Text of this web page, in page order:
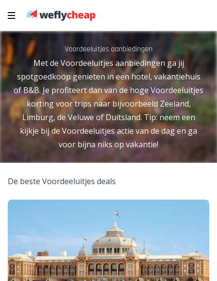
Voordeeluitjes aanbiedingen
Met de Voordeeluitjes aanbiedingen ga jij
spotgoedkoop genieten in een hotel, vakantiehuis
of B&B. Je profiteert dan van de hoge Voordeeluitjes
korting voor trips naar bijvoorbeeld Zeeland,
Limburg, de Veluwe of Duitsland. Tip: neem een
kijkje bij de Voordeeluitjes actie van de dag en ga
voor bijna niks op vakantie!
De beste Voordeeluitjes deals